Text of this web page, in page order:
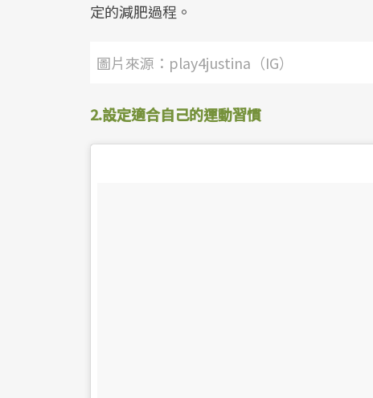
定的減肥過程。
圖片來源：play4justina（IG）
2.設定適合自己的運動習慣